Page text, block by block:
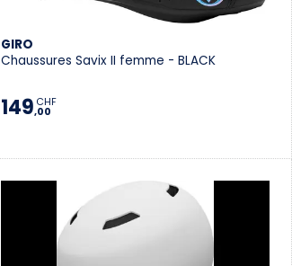
GIRO
Chaussures Savix II femme - BLACK
149,00
CHF